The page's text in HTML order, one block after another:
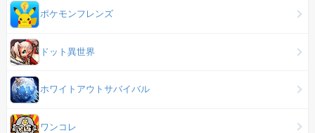
ポケモンフレンズ
ドット異世界
ホワイトアウトサバイバル
ワンコレ